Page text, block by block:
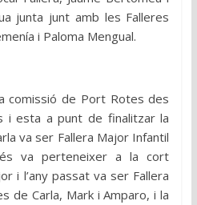
junta junt amb les Falleres
i Paloma Mengual.
comissió de Port Rotes des
i esta a punt de finalitzar la
va ser Fallera Major Infantil
va perteneixer a la cort
i l’any passat va ser Fallera
de Carla, Mark i Amparo, i la